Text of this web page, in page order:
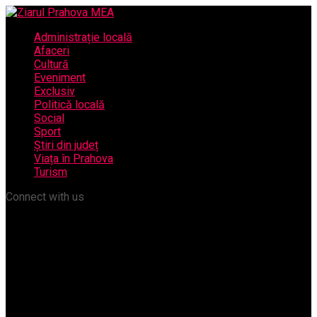
Administrație locală
Afaceri
Cultură
Eveniment
Exclusiv
Politică locală
Social
Sport
Știri din județ
Viața în Prahova
Turism
Connect with us